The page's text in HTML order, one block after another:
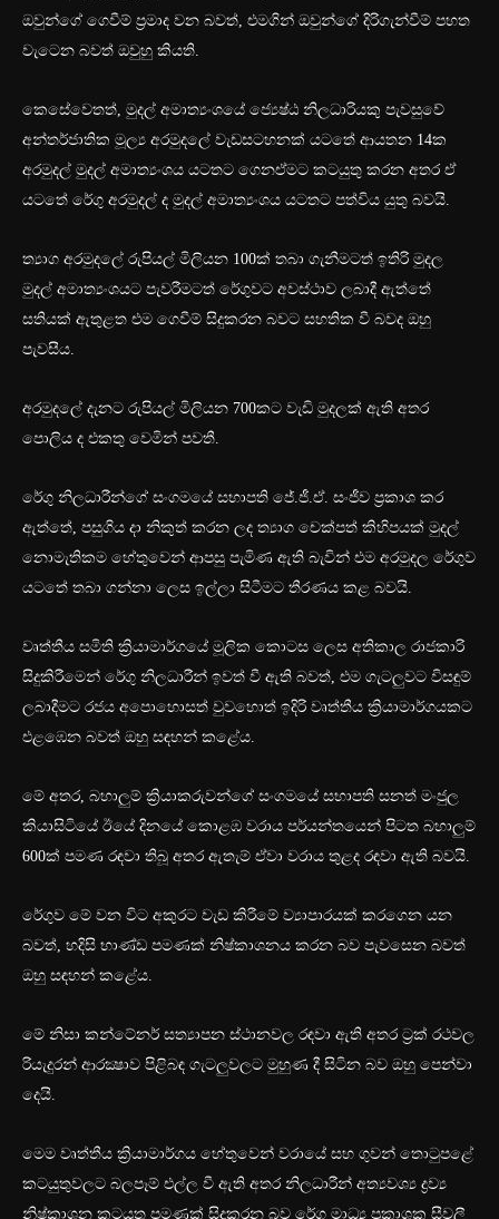
ඔවුන්ගේ ගෙවීම් ප්‍රමාද වන බවත්, එමගින් ඔවුන්ගේ දිරිගැන්වීම් පහත
වැටෙන බවත් ඔවුහු කියති.
කෙසේවෙතත්, මුදල් අමාත්‍යංශයේ ජ්‍යෙෂ්ඨ නිලධාරියකු පැවසුවේ
අන්තර්ජාතික මූල්‍ය අරමුදලේ වැඩසටහනක් යටතේ ආයතන 14ක
අරමුදල් මුදල් අමාත්‍යංශය යටතට ගෙනඒමට කටයුතු කරන අතර ඒ
යටතේ රේගු අරමුදල් ද මුදල් අමාත්‍යංශය යටතට පත්විය යුතු බවයි.
ත්‍යාග අරමුදලේ රුපියල් මිලියන 100ක් තබා ගැනීමටත් ඉතිරි මුදල
මුදල් අමාත්‍යංශයට පැවරීමටත් රේගුවට අවස්ථාව ලබාදී ඇත්තේ
සතියක් ඇතුළත එම ගෙවීම් සිදුකරන බවට සහතික වී බවද ඔහු
පැවසීය.
අරමුදලේ දැනට රුපියල් මිලියන 700කට වැඩි මුදලක් ඇති අතර
පොලිය ද එකතු වෙමින් පවතී.
රේගු නිලධාරීන්ගේ සංගමයේ සභාපති ජේ.ජී.ඒ. සංජීව ප්‍රකාශ කර
ඇත්තේ, පසුගිය දා නිකුත් කරන ලද ත්‍යාග චෙක්පත් කිහිපයක් මුදල්
නොමැතිකම හේතුවෙන් ආපසු පැමිණ ඇති බැවින් එම අරමුදල රේගුව
යටතේ තබා ගන්නා ලෙස ඉල්ලා සිටීමට තීරණය කළ බවයි.
වෘත්තීය සමිති ක්‍රියාමාර්ගයේ මූලික කොටස ලෙස අතිකාල රාජකාරි
සිදුකිරීමෙන් රේගු නිලධාරීන් ඉවත් වී ඇති බවත්, එම ගැටලුවට විසඳුම්
ලබාදීමට රජය අපොහොසත් වුවහොත් ඉදිරි වෘත්තීය ක්‍රියාමාර්ගයකට
එළඹෙන බවත් ඔහු සඳහන් කළේය.
මේ අතර, බහාලුම් ක්‍රියාකරුවන්ගේ සංගමයේ සභාපති සනත් මංජුල
කියාසිටියේ ඊයේ දිනයේ කොළඹ වරාය පර්යන්තයෙන් පිටත බහාලුම්
600ක් පමණ රඳවා තිබූ අතර ඇතැම් ඒවා වරාය තුළද රඳවා ඇති බවයි.
රේගුව මේ වන විට අකුරට වැඩ කිරීමේ ව්‍යාපාරයක් කරගෙන යන
බවත්, හදිසි භාණ්ඩ පමණක් නිෂ්කාශනය කරන බව පැවසෙන බවත්
ඔහු සඳහන් කළේය.
මේ නිසා කන්ටේනර් සත්‍යාපන ස්ථානවල රඳවා ඇති අතර ට්‍රක් රථවල
රියැදුරන් ආරක්‍ෂාව පිළිබඳ ගැටලුවලට මුහුණ දී සිටින බව ඔහු පෙන්වා
දෙයි.
මෙම වෘත්තීය ක්‍රියාමාර්ගය හේතුවෙන් වරායේ සහ ගුවන් තොටුපළේ
කටයුතුවලට බලපෑම් එල්ල වී ඇති අතර නිලධාරීන් අත්‍යවශ්‍ය ද්‍රව්‍ය
නිෂ්කාශන කටයුතු පමණක් සිදුකරන බව රේගු මාධ්‍ය ප්‍රකාශක සීවලී